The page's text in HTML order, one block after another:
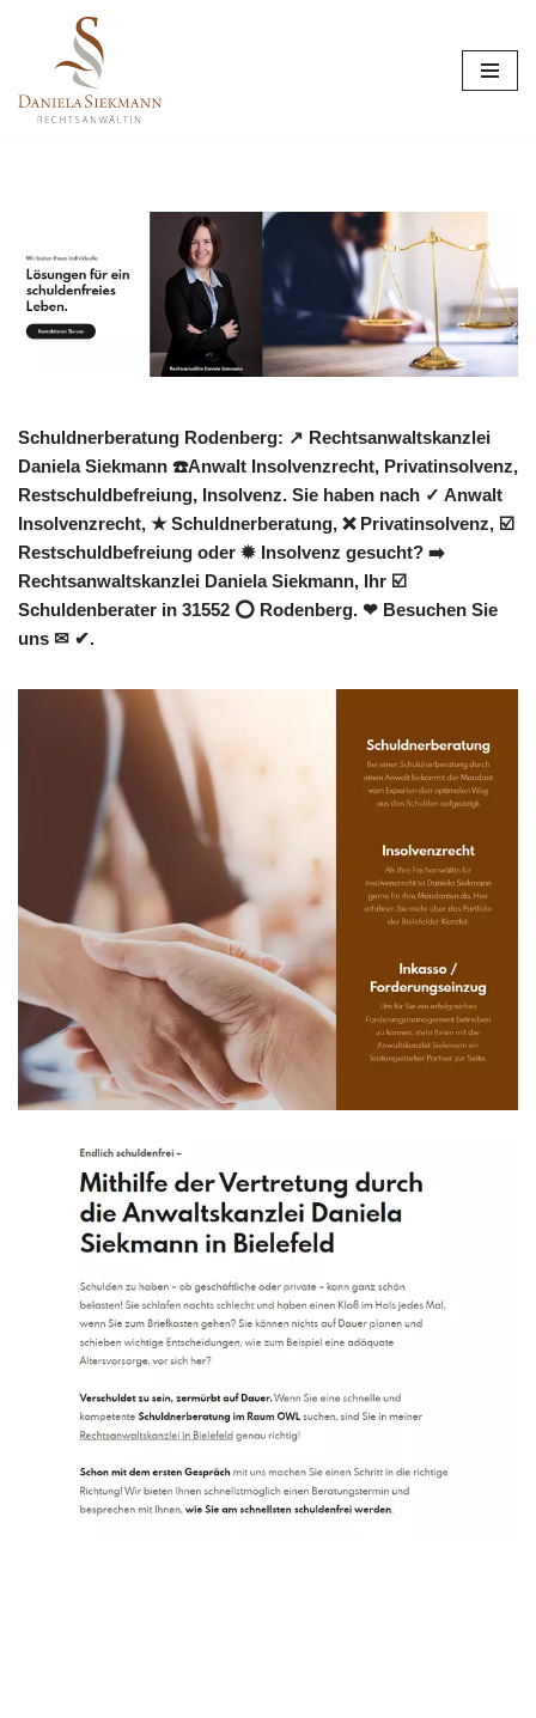
Inhalt
springen
Schuldnerberatung Rodenberg: ↗️ Rechtsanwaltskanzlei
Daniela Siekmann ☎️Anwalt Insolvenzrecht, Privatinsolvenz,
Restschuldbefreiung, Insolvenz. Sie haben nach ✓ Anwalt
Insolvenzrecht, ★ Schuldnerberatung, ❌ Privatinsolvenz, ☑️
Restschuldbefreiung oder ✹ Insolvenz gesucht? ➡️
Rechtsanwaltskanzlei Daniela Siekmann, Ihr ☑️
Schuldenberater in 31552 ⭕ Rodenberg. ❤ Besuchen Sie
uns ✉ ✔.